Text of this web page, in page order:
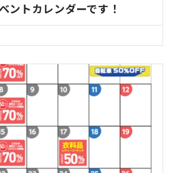
ントカレンダーです！